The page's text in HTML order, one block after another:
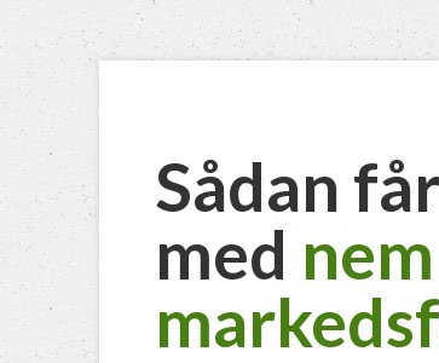
Sådan
med